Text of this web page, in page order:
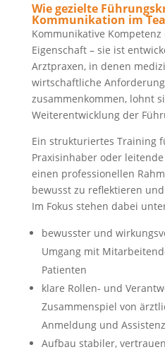
Wie gezielte
Kommunikation im
Kommunikative
Eigenschaft – sie ist
Arztpraxen, in denen
wirtschaftliche
zusammenkommen, lohnt
Weiterentwicklung der
Ein strukturiertes Training
Praxisinhaber oder
einen professionellen
bewusst zu reflektieren
Im Fokus stehen dabei
bewusster und
Umgang mit
Patienten
klare Rollen- und
Zusammenspiel von
Anmeldung und Assistenz
Aufbau stabiler,